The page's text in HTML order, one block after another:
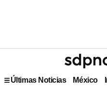
Últimas Noticias México